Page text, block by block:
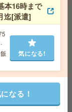
時間！週3
気になる!
仕事＊未経
本16時まで
迄[派遣]
気になる!
なる！